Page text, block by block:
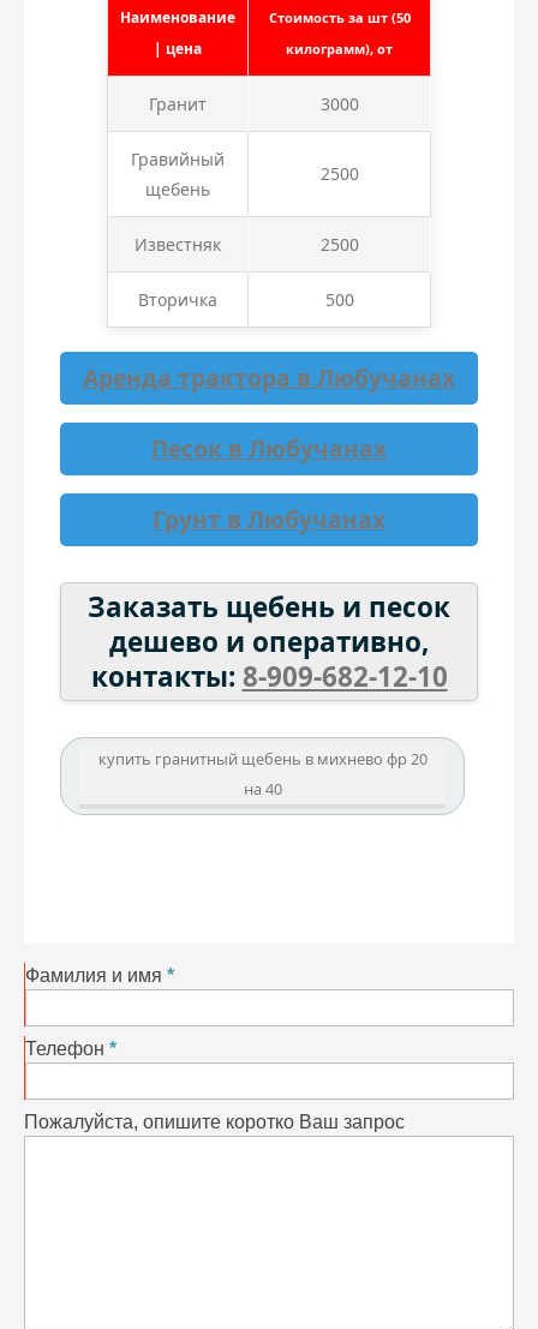
Наименование
| цена
Стоимость за шт (50
килограмм), от
Гранит 3000
Гравийный
щебень
2500
Известняк 2500
Вторичка 500
Аренда трактора в Любучанах
Песок в Любучанах
Грунт в Любучанах
Заказать щебень и песок
дешево и оперативно,
контакты: 8-909-682-12-10
купить гранитный щебень в михнево фр 20
на 40
Фамилия и имя
Телефон
Пожалуйста, опишите коротко Ваш запрос